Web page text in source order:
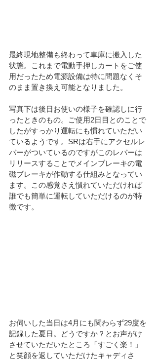
最終現地整備も終わって車庫に搬入した
状態。これまで電動手押しカートをご使
用だったため電源設備は特に問題なくそ
のまま置き換え可能となりました。
写真下は後日お使いの様子を確認しに行
ったときのもの。ご使用2日目とのことで
したがすっかり運転にも慣れていただい
ているようです。SRは右手にアクセルレ
バーがついているのですがこのレバーは
リリースすることでメインブレーキの電
磁ブレーキが作動する仕組みとなってい
ます。この感覚さえ慣れていただければ
誰でも簡単に運転していただけるのが特
徴です。
お伺いした当日は4月にも関わらず29度を
記録した夏日。どうですか？とお声がけ
させていただいたところ「すごく楽！」
と笑顔を返していただけたキャディさ